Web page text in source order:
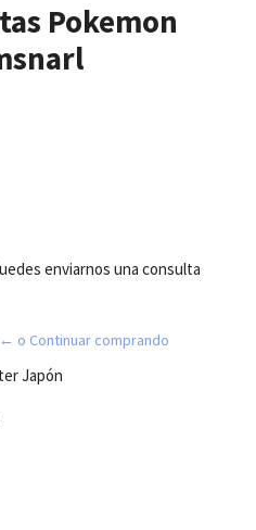
Pokemon
enviarnos una consulta
← o Continuar comprando
Japón